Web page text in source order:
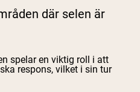
där selen är
spelar en viktig roll i att
respons, vilket i sin tur